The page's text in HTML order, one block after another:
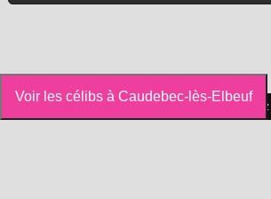
Voir les célibs à Caudebec-lès-Elbeuf
Vous pouvez gérer les cookies que vous